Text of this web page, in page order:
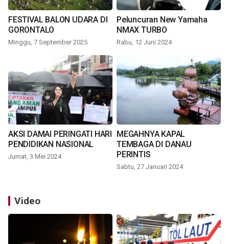
FESTIVAL BALON UDARA DI
GORONTALO
Minggu, 7 September 2025
Peluncuran New Yamaha
NMAX TURBO
Rabu, 12 Juni 2024
AKSI DAMAI PERINGATI HARI
PENDIDIKAN NASIONAL
Jumat, 3 Mei 2024
MEGAHNYA KAPAL
TEMBAGA DI DANAU
PERINTIS
Sabtu, 27 Januari 2024
Video